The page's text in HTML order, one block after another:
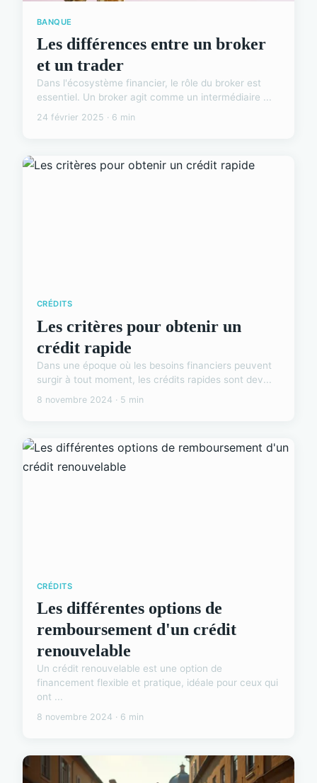
BANQUE
Les différences entre un broker
et un trader
Dans l'écosystème financier, le rôle du broker est
essentiel. Un broker agit comme un intermédiaire ...
24 février 2025 · 6 min
CRÉDITS
Les critères pour obtenir un
crédit rapide
Dans une époque où les besoins financiers peuvent
surgir à tout moment, les crédits rapides sont dev...
8 novembre 2024 · 5 min
CRÉDITS
Les différentes options de
remboursement d'un crédit
renouvelable
Un crédit renouvelable est une option de
financement flexible et pratique, idéale pour ceux qui
ont ...
8 novembre 2024 · 6 min